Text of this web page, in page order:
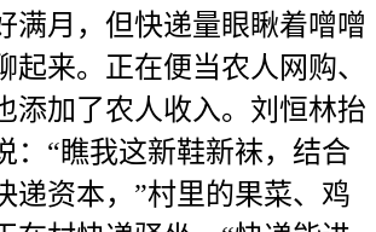
满月，但快递量眼瞅着噌噌
起来。正在便当农人网购、
添加了农人收入。刘恒林抬
：“瞧我这新鞋新袜，结合
递资本，”村里的果菜、鸡